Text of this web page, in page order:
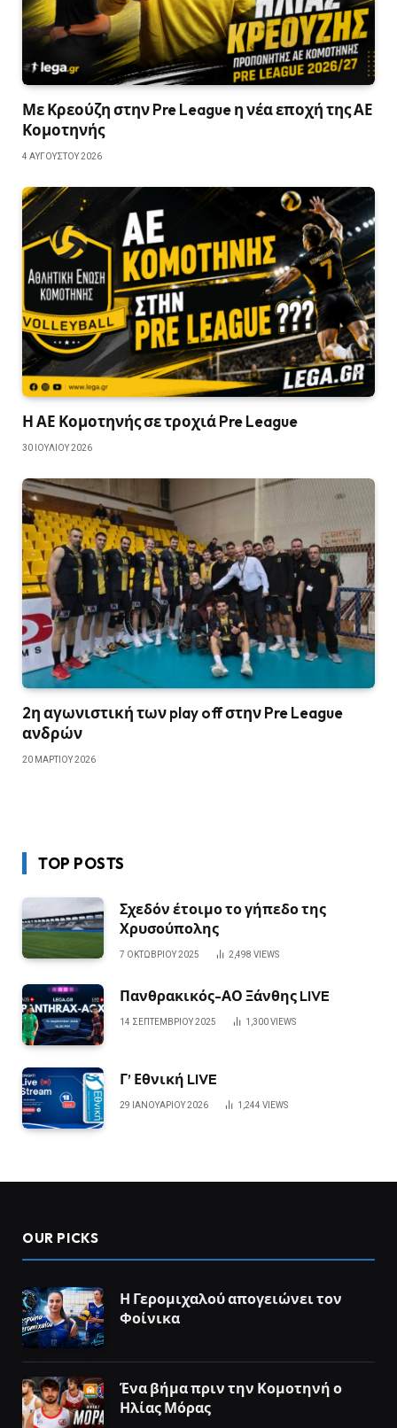
Με Κρεούζη στην Pre League η νέα εποχή της ΑΕ
Κομοτηνής
4 ΑΥΓΟΎΣΤΟΥ 2026
Η ΑΕ Κομοτηνής σε τροχιά Pre League
30 ΙΟΥΛΊΟΥ 2026
2η αγωνιστική των play off στην Pre League
ανδρών
20 ΜΑΡΤΊΟΥ 2026
TOP POSTS
Σχεδόν έτοιμο το γήπεδο της
Χρυσούπολης
7 ΟΚΤΩΒΡΊΟΥ 2025 2,498 VIEWS
Πανθρακικός-ΑΟ Ξάνθης LIVE
14 ΣΕΠΤΕΜΒΡΊΟΥ 2025 1,300VIEWS
Γ’ Εθνική LIVE
29 ΙΑΝΟΥΑΡΊΟΥ 2026 1,244 VIEWS
OUR PICKS
Η Γερομιχαλού απογειώνει τον
Φοίνικα
Ένα βήμα πριν την Κομοτηνή ο
Ηλίας Μόρας